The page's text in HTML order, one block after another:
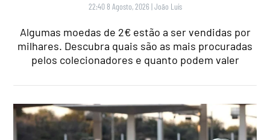
22:40 8 Agosto, 2026 |João Luís
Algumas moedas de 2€ estão a ser vendidas por
milhares. Descubra quais são as mais procuradas
pelos colecionadores e quanto podem valer